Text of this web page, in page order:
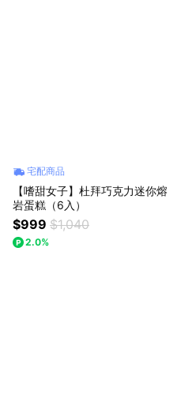
宅配商品
【嗜甜女子】杜拜巧克力迷你熔
岩蛋糕（6入）
$999 $1,040
2.0%